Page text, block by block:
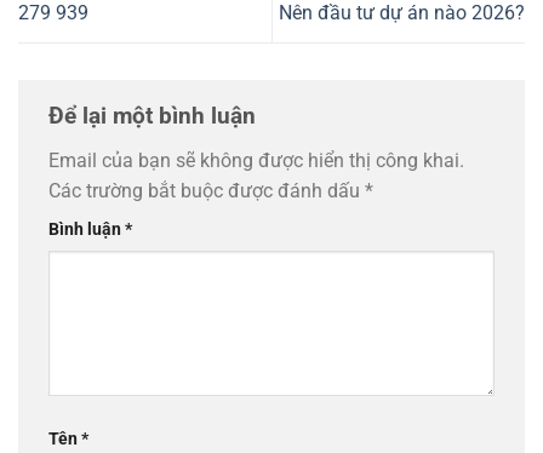
279 939
Nên đầu tư dự án nào 2026?
Để lại một bình luận
Email của bạn sẽ không được hiển thị công khai.
Các trường bắt buộc được đánh dấu *
Bình luận*
Tên*